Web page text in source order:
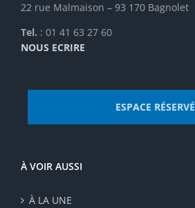
22 rue Malmaison – 93 170 Bagnolet
Tel. : 01 41 63 27 60
NOUS ECRIRE
ESPACE RÉSERVÉ
À VOIR AUSSI
À LA UNE